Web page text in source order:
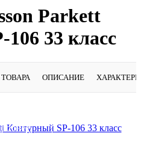
Parkett
33 класс
ОПИСАНИЕ